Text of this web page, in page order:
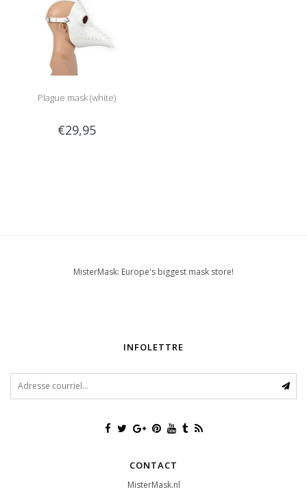
Plague mask (white)
€29,95
MisterMask: Europe's biggest mask store!
INFOLETTRE
CONTACT
MisterMask.nl